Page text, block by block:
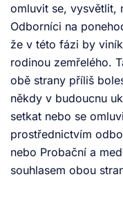
omluvit se, vysvětlit,
Odborníci na
že v této fázi by
rodinou zemřelého.
obě strany příliš
někdy v budoucnu
setkat nebo se
prostřednictvím
nebo Probační a
souhlasem obou